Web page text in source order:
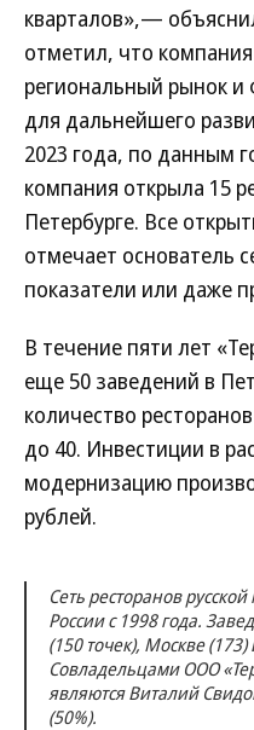
кварталов»,—
отметил, что
региональный рынок
для дальнейшего
2023 года, по данным
компания открыла 15
Петербурге. Все
отмечает основатель
показатели или даже
В течение пяти лет
еще 50 заведений в
количество
до 40. Инвестиции в
модернизацию
рублей.
Сеть ресторанов
России с 1998 года.
(150 точек), Москве
Совладельцами ООО
являются Виталий
(50%).